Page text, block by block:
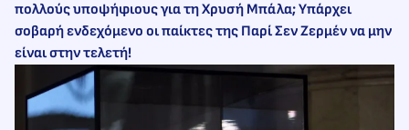
πολλούς υποψήφιους για τη Χρυσή Μπάλα; Υπάρχει
σοβαρή ενδεχόμενο οι παίκτες της Παρί Σεν Ζερμέν να μην
είναι στην τελετή!